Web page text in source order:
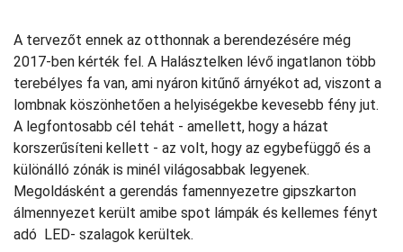
A tervezőt ennek az otthonnak a berendezésére még
2017-ben kérték fel. A Halásztelken lévő ingatlanon több
terebélyes fa van, ami nyáron kitűnő árnyékot ad, viszont a
lombnak köszönhetően a helyiségekbe kevesebb fény jut.
A legfontosabb cél tehát - amellett, hogy a házat
korszerűsíteni kellett - az volt, hogy az egybefüggő és a
különálló zónák is minél világosabbak legyenek.
Megoldásként a gerendás famennyezetre gipszkarton
álmennyezet került amibe spot lámpák és kellemes fényt
adó LED- szalagok kerültek.